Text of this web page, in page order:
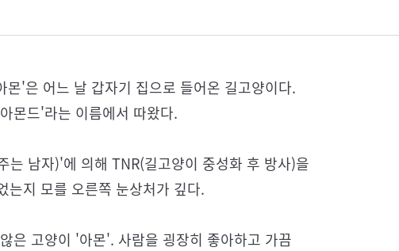
'은 어느 날 갑자기 집으로 들어온 길고양이다.
몬드'라는 이름에서 따왔다.
는 남자)'에 의해 TNR(길고양이 중성화 후 방사)을
는지 모를 오른쪽 눈상처가 깊다.
은 고양이 '아몬'. 사람을 굉장히 좋아하고 가끔